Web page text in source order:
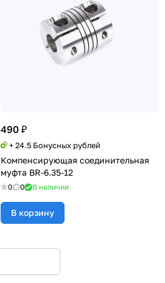
490 ₽
+ 24.5 Бонусных рублей
Компенсирующая соединительная
муфта BR-6.35-12
0 0 В наличии
В корзину